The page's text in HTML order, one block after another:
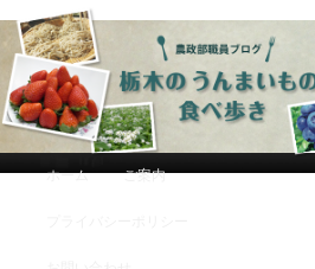
農政部職員ブログ「
もの食べ歩き」
メインコンテンツへ移動
サブコンテンツへ移動
ホーム ご案内